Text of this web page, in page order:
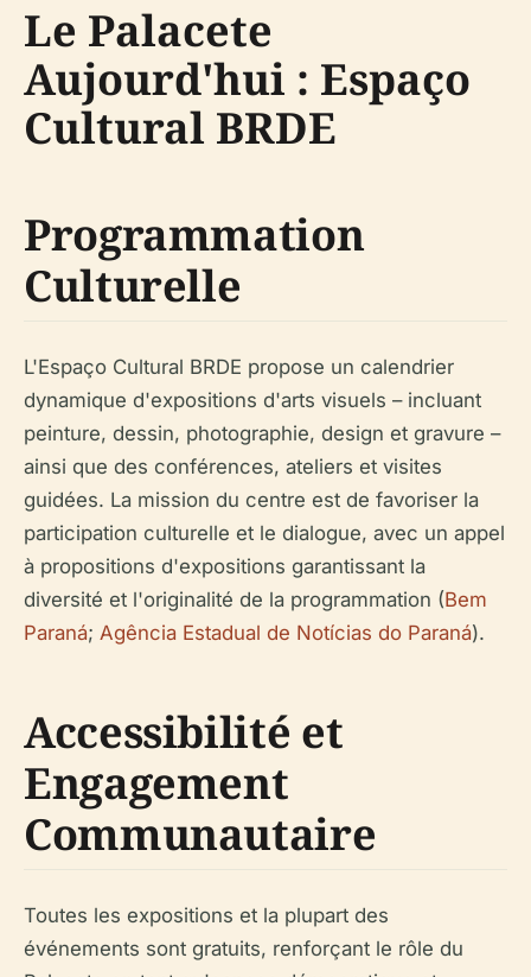
Le Palacete
Aujourd'hui : Espaço
Cultural BRDE
Programmation
Culturelle
L'Espaço Cultural BRDE propose un calendrier
dynamique d'expositions d'arts visuels – incluant
peinture, dessin, photographie, design et gravure –
ainsi que des conférences, ateliers et visites
guidées. La mission du centre est de favoriser la
participation culturelle et le dialogue, avec un appel
à propositions d'expositions garantissant la
diversité et l'originalité de la programmation (Bem
Paraná; Agência Estadual de Notícias do Paraná).
Accessibilité et
Engagement
Communautaire
Toutes les expositions et la plupart des
événements sont gratuits, renforçant le rôle du